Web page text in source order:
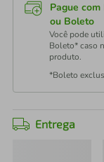
Pague
ou Boleto
Você pode
Boleto* caso
produto.
*Boleto
Entrega